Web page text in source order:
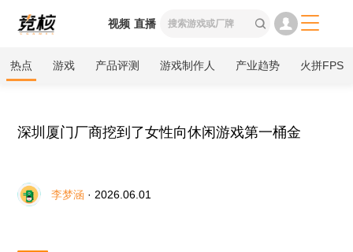
视频 直播  
热点 游戏 产品评测 游戏制作人 产业趋势 火拼FPS
深圳厦门厂商挖到了女性向休闲游戏第一桶金
李梦涵 · 2026.06.01